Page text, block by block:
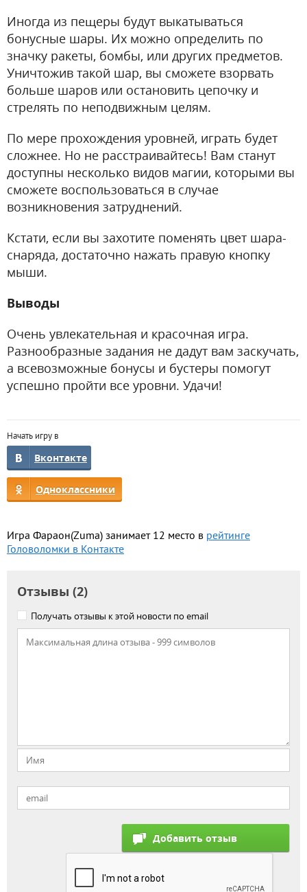
Иногда из пещеры будут выкатываться
бонусные шары. Их можно определить по
значку ракеты, бомбы, или других предметов.
Уничтожив такой шар, вы сможете взорвать
больше шаров или остановить цепочку и
стрелять по неподвижным целям.
По мере прохождения уровней, играть будет
сложнее. Но не расстраивайтесь! Вам станут
доступны несколько видов магии, которыми вы
сможете воспользоваться в случае
возникновения затруднений.
Кстати, если вы захотите поменять цвет шара-
снаряда, достаточно нажать правую кнопку
мыши.
Выводы
Очень увлекательная и красочная игра.
Разнообразные задания не дадут вам заскучать,
а всевозможные бонусы и бустеры помогут
успешно пройти все уровни. Удачи!
Начать игру в
Вконтакте
Одноклассники
Игра Фараон(Zuma) занимает 12 место в рейтинге
Головоломки в Контакте
Отзывы (2)
Получать отзывы к этой новости по email